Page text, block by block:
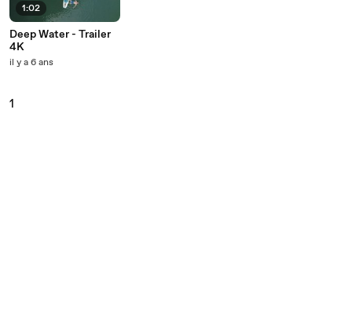
1:02
Deep Water - Trailer
4K
il y a 6 ans
1